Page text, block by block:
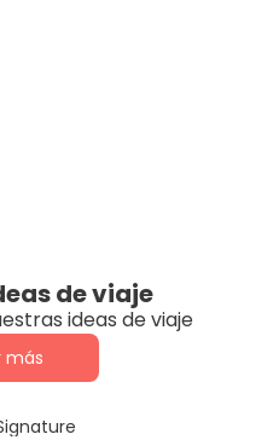
de viaje
ideas de viaje
más